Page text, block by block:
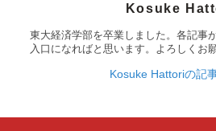
Kosuke
東大経済学部を卒業しました。各記事
入口になればと思います。よろしくお
Kosuke Hattoriの記